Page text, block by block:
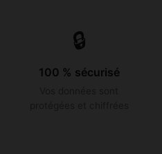
🔒
100 % sécurisé